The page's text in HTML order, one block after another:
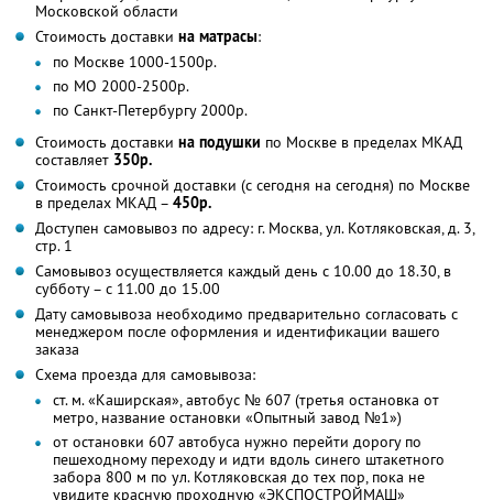
Московской области
Стоимость доставки на матрасы:
по Москве 1000-1500р.
по МО 2000-2500р.
по Санкт-Петербургу 2000р.
Стоимость доставки на подушки по Москве в пределах МКАД
составляет 350р.
Стоимость срочной доставки (с сегодня на сегодня) по Москве
в пределах МКАД – 450р.
Доступен самовывоз по адресу: г. Москва, ул. Котляковская, д. 3,
стр. 1
Самовывоз осуществляется каждый день с 10.00 до 18.30, в
субботу – с 11.00 до 15.00
Дату самовывоза необходимо предварительно согласовать с
менеджером после оформления и идентификации вашего
заказа
Схема проезда для самовывоза:
ст. м. «Каширская», автобус № 607 (третья остановка от
метро, название остановки «Опытный завод №1»)
от остановки 607 автобуса нужно перейти дорогу по
пешеходному переходу и идти вдоль синего штакетного
забора 800 м по ул. Котляковская до тех пор, пока не
увидите красную проходную «ЭКСПОСТРОЙМАШ»